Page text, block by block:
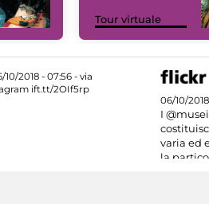
Tour virtuale
06/10/2018
I
varia ed
la